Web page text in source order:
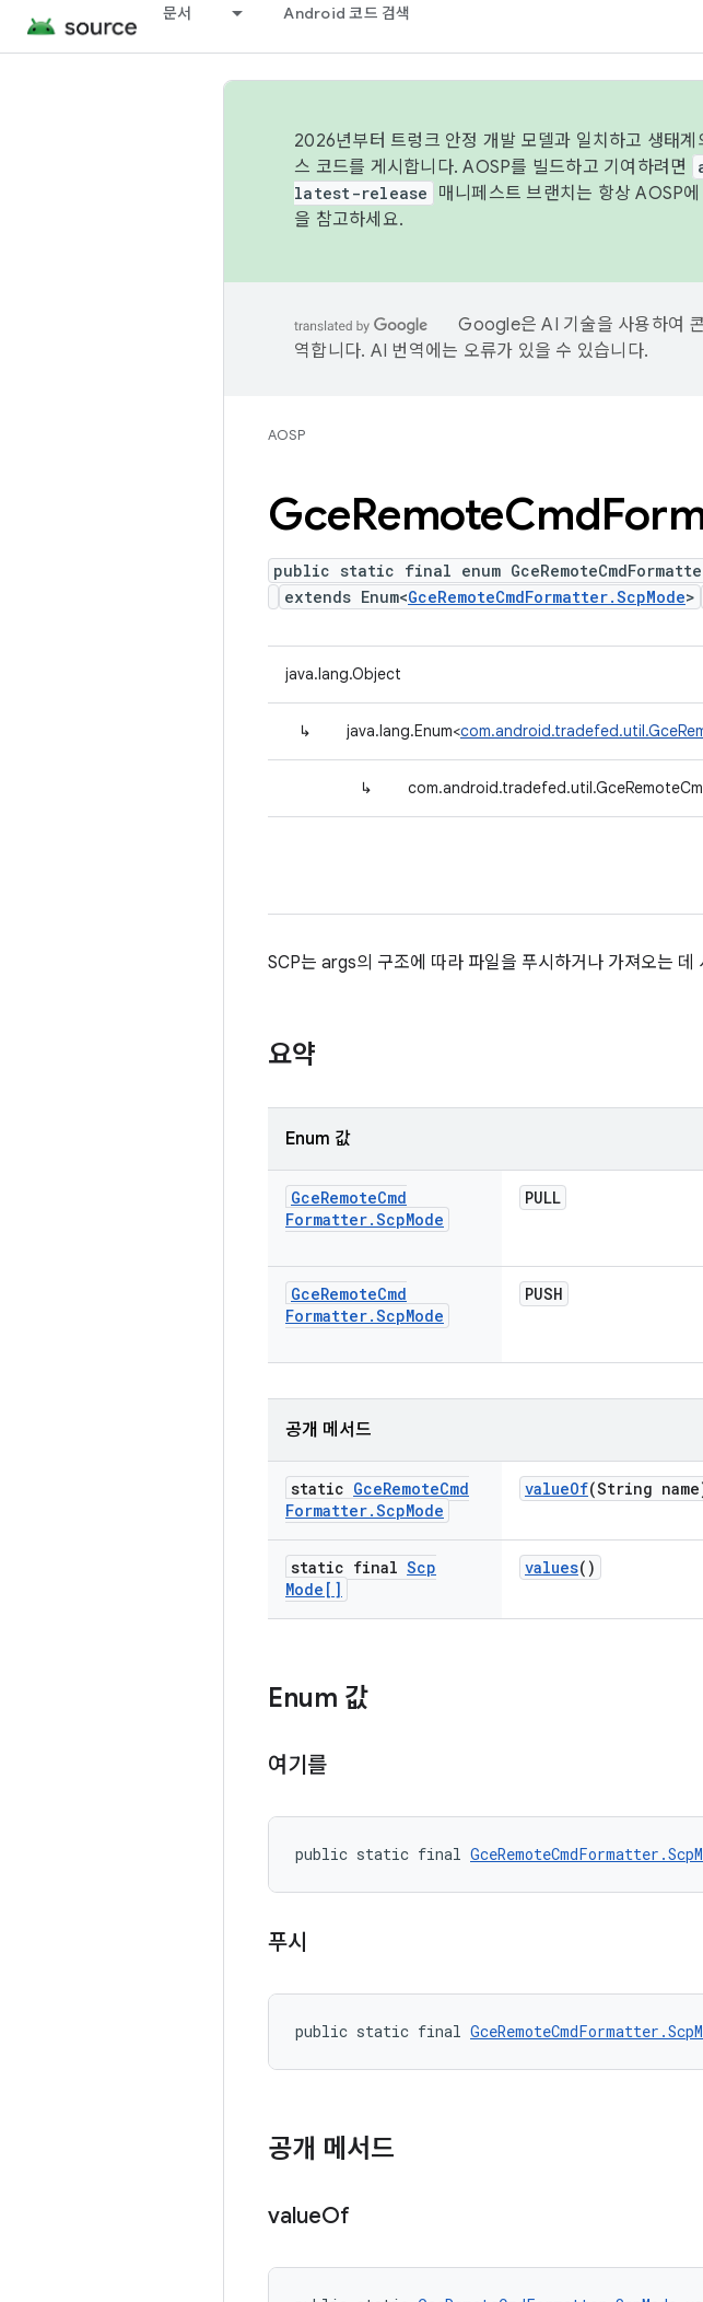
문서 Android 코드 검색
2026년부터 트렁크 안정 개발 모델과 일치하고 생태
스 코드를 게시합니다. AOSP를 빌드하고 기여하려면
latest-release
매니페스트 브랜치는 항상 AOSP
을 참고하세요.
Google은 AI 기술을 사용하여
역합니다. AI 번역에는 오류가 있을 수 있습니다.
AOSP
GceRemoteCmd
public static final enum
extends Enum<GceRemoteCmdFormatter.ScpMode>
java.lang.Object
↳ java.lang.Enum<
↳
SCP는 args의 구조에 따라 파일을 푸시하거나 가져오는
요약
Enum 값
GceRemoteCmd
Formatter.ScpMode
PULL
GceRemoteCmd
Formatter.ScpMode
PUSH
공개 메서드
static GceRemoteCmd
Formatter.ScpMode
valueOf(String
static final Scp
Mode[]
values()
Enum 값
여기를
public static final
푸시
public static final
공개 메서드
valueOf